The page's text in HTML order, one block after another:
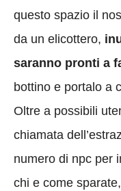
questo spazio il
da un elicottero,
saranno pronti a
bottino e portalo a
Oltre a possibili
chiamata
numero di npc per
chi e come